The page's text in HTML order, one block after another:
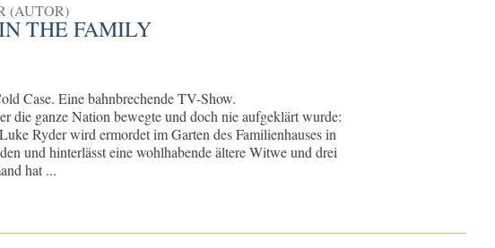
(AUTOR)
THE FAMILY
Case. Eine bahnbrechende TV-Show.
die ganze Nation bewegte und doch nie aufgeklärt wurde:
Ryder wird ermordet im Garten des Familienhauses in
und hinterlässt eine wohlhabende ältere Witwe und drei
hat ...